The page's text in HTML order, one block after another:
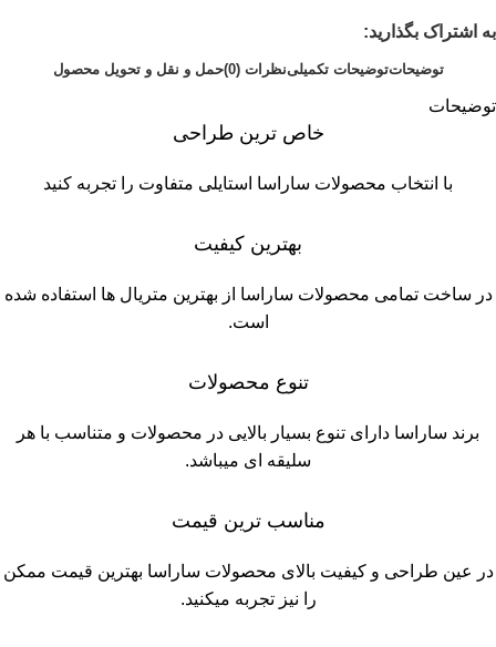
به اشتراک بگذارید:
توضیحاتتوضیحات تکمیلینظرات (0) حمل و نقل و تحویل محصول
توضیحات
خاص ترین طراحی
با انتخاب محصولات ساراسا استایلی متفاوت را تجربه کنید
بهترین کیفیت
در ساخت تمامی محصولات ساراسا از بهترين متریال ها استفاده شده
است.
تنوع محصولات
برند ساراسا دارای تنوع بسیار بالایی در محصولات و متناسب با هر
سلیقه ای میباشد.
مناسب ترین قیمت
در عین طراحی و کیفیت بالای محصولات ساراسا بهترین قیمت ممکن
را نیز تجربه میکنید.